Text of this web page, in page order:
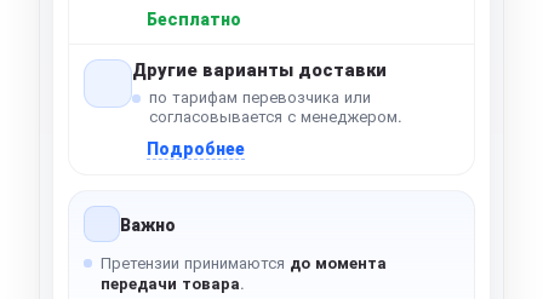
Бесплатно
Другие варианты доставки
по тарифам перевозчика или
согласовывается с менеджером.
Подробнее
Важно
Претензии принимаются до момента
передачи товара.